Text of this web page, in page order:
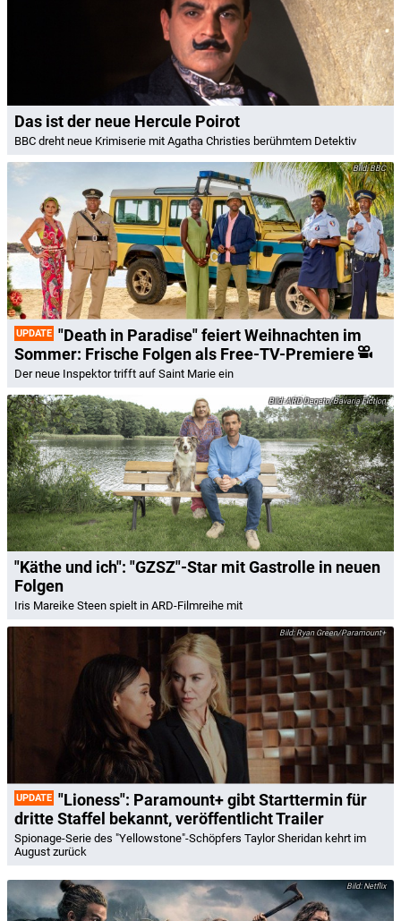
Das ist der neue Hercule Poirot
BBC dreht neue Krimiserie mit Agatha Christies berühmtem Detektiv
BBC
UPDATE "Death in Paradise" feiert Weihnachten im
Sommer: Frische Folgen als Free-TV-Premiere
Der neue Inspektor trifft auf Saint Marie ein
ARD Degeto/Bavaria Fiction
"Käthe und ich": "GZSZ"-Star mit Gastrolle in neuen
Folgen
Iris Mareike Steen spielt in ARD-Filmreihe mit
Ryan Green/Paramount+
UPDATE "Lioness": Paramount+ gibt Starttermin für
dritte Staffel bekannt, veröffentlicht Trailer
Spionage-Serie des "Yellowstone"-Schöpfers Taylor Sheridan kehrt im
August zurück
Netflix